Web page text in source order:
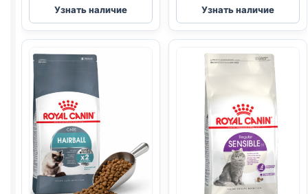
Canin
сух.
SHORTHAIR)
весовой
1кг
Узнать наличие
Canin
сух.
весовой
Узнать наличие